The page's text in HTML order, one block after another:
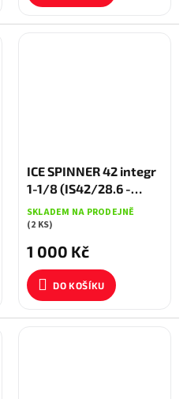
ICE SPINNER 42 integr
1-1/8 (IS42/28.6 -
IS42/30) černé
SKLADEM NA PRODEJNĚ
(2 KS)
1 000 Kč
DO KOŠÍKU